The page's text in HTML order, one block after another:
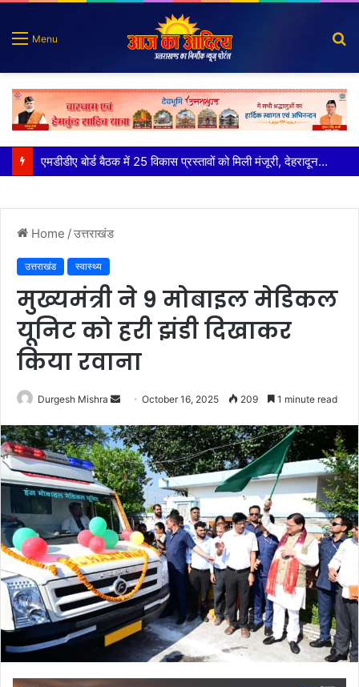
Menu
कृष्णा हाउसकीपिंग के मालिक दीपक जायसवाल विनोद नौटियाल आदि पर मुकदमा दर्ज
Home /उत्तराखंड
उत्तराखंड स्वास्थ्य
मुख्यमंत्री ने 9 मोबाइल मेडिकल
यूनिट को हरी झंडी दिखाकर
किया रवाना
Durgesh Mishra
Send
email
October 16, 2025 209 1 minute read